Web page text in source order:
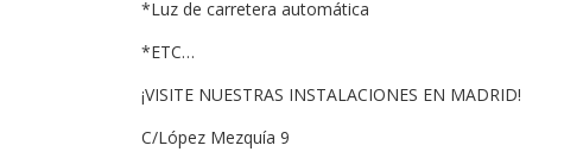
*Luz de carretera automática
*ETC…
¡VISITE NUESTRAS INSTALACIONES EN MADRID!
C/López Mezquía 9